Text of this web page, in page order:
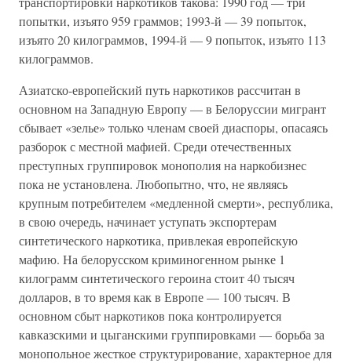
попытки, изъято 959 граммов; 1993-й — 39 попыток,
изъято 20 килограммов, 1994-й — 9 попыток, изъято 113
килограммов.
Азиатско-европейский путь наркотиков рассчитан в
основном на Западную Европу — в Белоруссии мигрант
сбывает «зелье» только членам своей диаспоры, опасаясь
разборок с местной мафией. Среди отечественных
преступных группировок монополия на наркобизнес
пока не установлена. Любопытно, что, не являясь
крупным потребителем «медленной смерти», республика,
в свою очередь, начинает уступать экспортерам
синтетического наркотика, привлекая европейскую
мафию. На белорусском криминогенном рынке 1
килограмм синтетического героина стоит 40 тысяч
долларов, в то время как в Европе — 100 тысяч. В
основном сбыт наркотиков пока контролируется
кавказскими и цыганскими группировками — борьба за
монопольное жесткое структурирование, характерное для